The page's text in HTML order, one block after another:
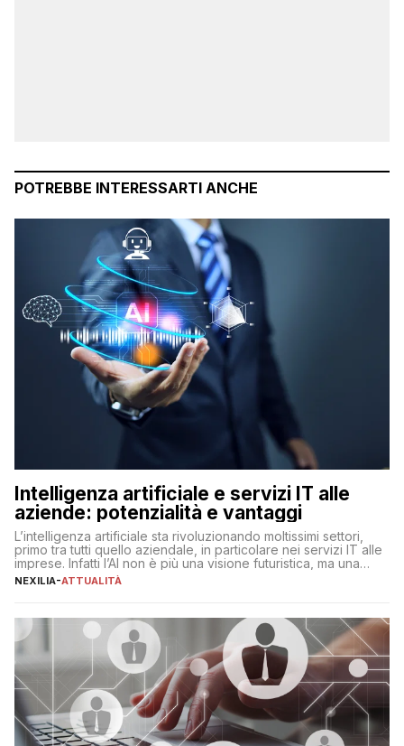
POTREBBE INTERESSARTI ANCHE
Intelligenza artificiale e servizi IT alle
aziende: potenzialità e vantaggi
L’intelligenza artificiale sta rivoluzionando moltissimi settori,
primo tra tutti quello aziendale, in particolare nei servizi IT alle
imprese. Infatti l’AI non è più una visione futuristica, ma una
realtà operativa che sta portando a un cambio significativo in
operazioni, bensì comporta […]
NEXILIA-ATTUALITÀ